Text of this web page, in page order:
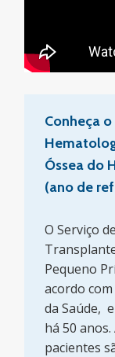
Conheça
Óssea do
(ano de
O Serviço
Pequeno
acordo
da Saúde,
há 50
pacientes